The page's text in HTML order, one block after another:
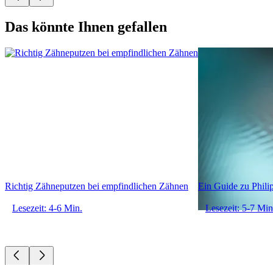
Das könnte Ihnen gefallen
Richtig Zähneputzen bei empfindlichen Zähnen
Lesezeit: 4-6 Min.
Ein Guide zu
Lesezeit: 5-7